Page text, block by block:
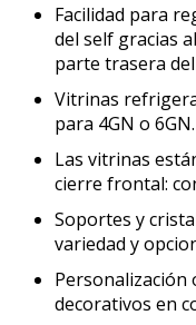
Facilidad para
del self gracias
parte trasera
Vitrinas
para 4GN o 6GN.
Las vitrinas
cierre frontal:
Soportes y
variedad y
Personalización
decorativos en